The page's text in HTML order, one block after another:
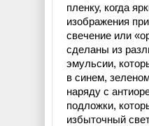
пленку, когда
изображения
свечение или
сделаны из
эмульсии,
в синем,
наряду с
подложки,
избыточный